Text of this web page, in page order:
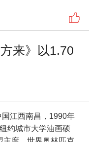
来》以1.70
江西南昌，1990年
约城市大学油画硕